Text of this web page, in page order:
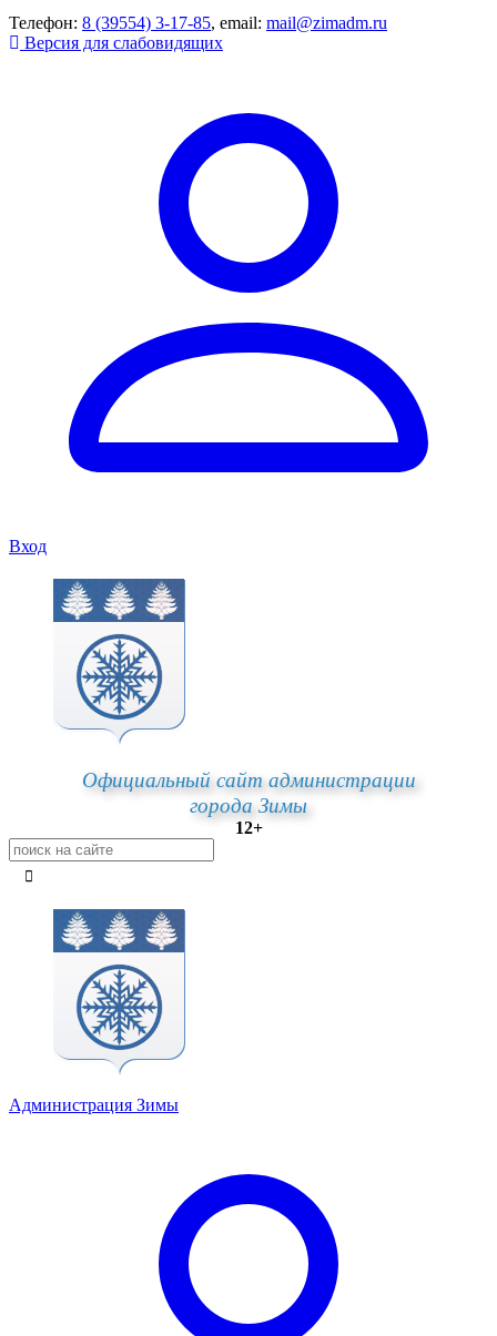
Телефон: 8 (39554) 3-17-85, email: mail@zimadm.ru
Версия для слабовидящих
Вход
Официальный сайт администрации
города Зимы
12+
Администрация Зимы